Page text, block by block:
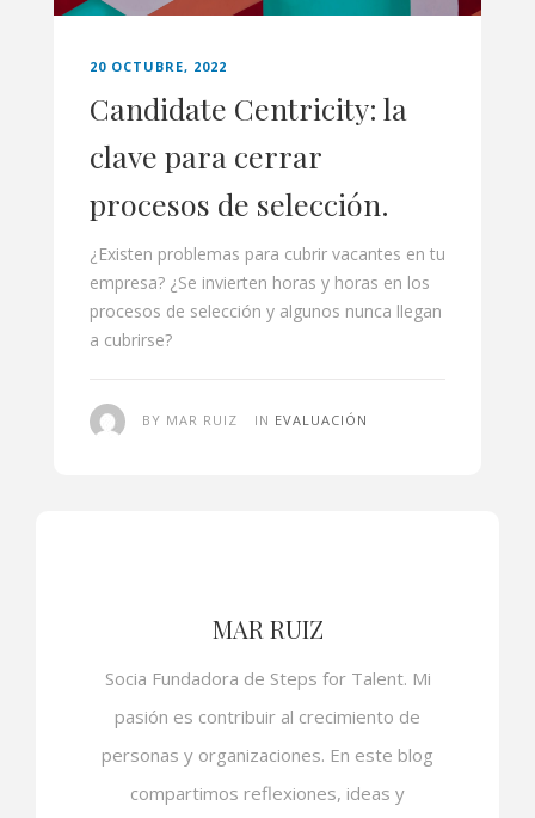
20 OCTUBRE, 2022
Candidate Centricity: la
clave para cerrar
procesos de selección.
¿Existen problemas para cubrir vacantes en tu
empresa? ¿Se invierten horas y horas en los
procesos de selección y algunos nunca llegan
a cubrirse?
BY MAR RUIZ IN EVALUACIÓN
MAR RUIZ
Socia Fundadora de Steps for Talent. Mi
pasión es contribuir al crecimiento de
personas y organizaciones. En este blog
compartimos reflexiones, ideas y